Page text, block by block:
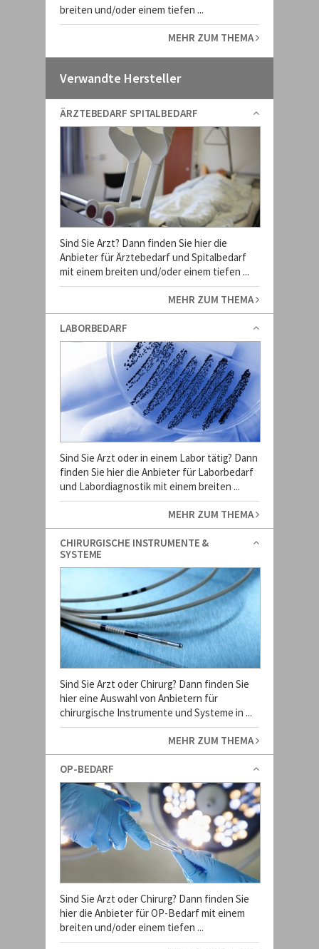
breiten und/oder einem tiefen ...
MEHR ZUM THEMA
Verwandte Hersteller
ÄRZTEBEDARF SPITALBEDARF
Sind Sie Arzt? Dann finden Sie hier die
Anbieter für Ärztebedarf und Spitalbedarf
mit einem breiten und/oder einem tiefen ...
MEHR ZUM THEMA
LABORBEDARF
Sind Sie Arzt oder in einem Labor tätig? Dann
finden Sie hier die Anbieter für Laborbedarf
und Labordiagnostik mit einem breiten ...
MEHR ZUM THEMA
CHIRURGISCHE INSTRUMENTE &
SYSTEME
Sind Sie Arzt oder Chirurg? Dann finden Sie
hier eine Auswahl von Anbietern für
chirurgische Instrumente und Systeme in ...
MEHR ZUM THEMA
OP-BEDARF
Sind Sie Arzt oder Chirurg? Dann finden Sie
hier die Anbieter für OP-Bedarf mit einem
breiten und/oder einem tiefen ...